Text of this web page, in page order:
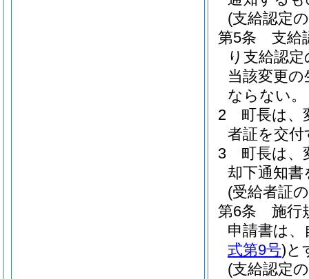
(支給認定
第5条
支給
り支給認
当該変更
ならない。
2
町長は、
者証を交
3
町長は、
却下通知
(受給者証
第6条
施行
申請書は、
式第9号)と
(支給認定